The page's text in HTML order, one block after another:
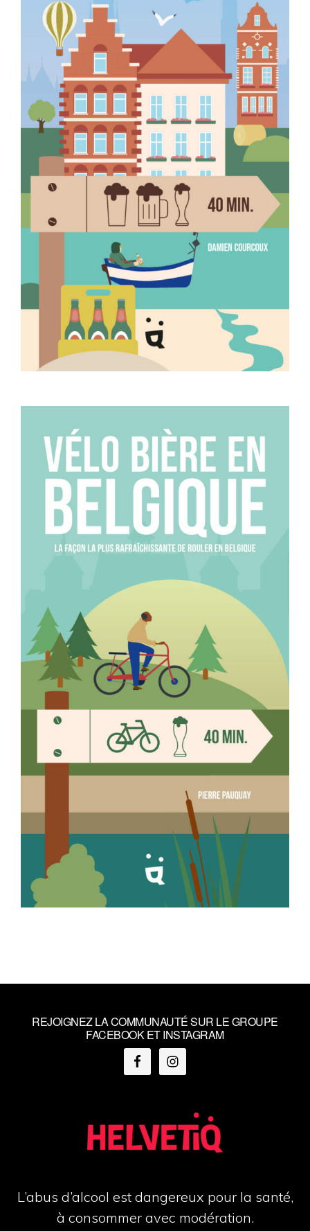
REJOIGNEZ LA COMMUNAUTÉ SUR LE GROUPE
FACEBOOK ET INSTAGRAM
L’abus d’alcool est dangereux pour la santé,
à consommer avec modération.